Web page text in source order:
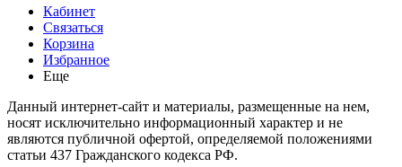
Кабинет
Связаться
Корзина
Избранное
Еще
Данный интернет-сайт и материалы, размещенные на нем,
носят исключительно информационный характер и не
являются публичной офертой, определяемой положениями
статьи 437 Гражданского кодекса РФ.